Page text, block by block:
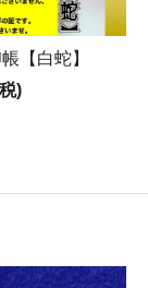
【白蛇】
)